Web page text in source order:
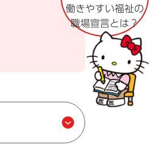
働きやすい福祉の
職場宣言とは？